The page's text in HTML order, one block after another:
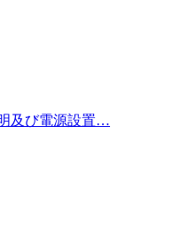
及び電源設置…